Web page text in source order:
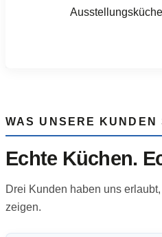
WAS UNSERE KUNDEN
Echte Küchen.
Drei Kunden haben uns
zeigen.